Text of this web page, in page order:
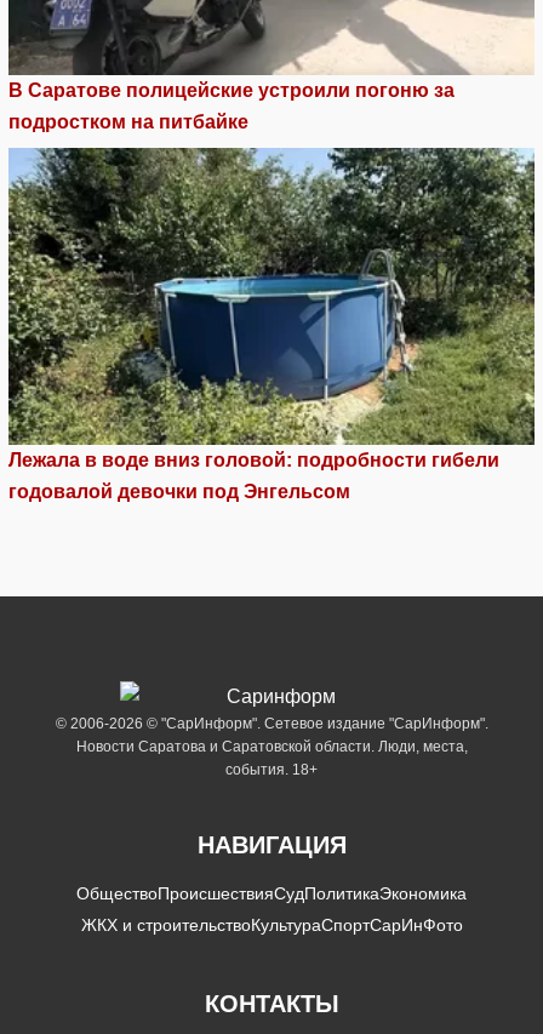
В Саратове полицейские устроили погоню за
подростком на питбайке
Лежала в воде вниз головой: подробности гибели
годовалой девочки под Энгельсом
© 2006-2026 © "СарИнформ". Сетевое издание "СарИнформ".
Новости Саратова и Саратовской области. Люди, места,
события. 18+
НАВИГАЦИЯ
ОбществоПроисшествияСудПолитикаЭкономика
ЖКХ и строительствоКультураСпортСарИнФото
КОНТАКТЫ